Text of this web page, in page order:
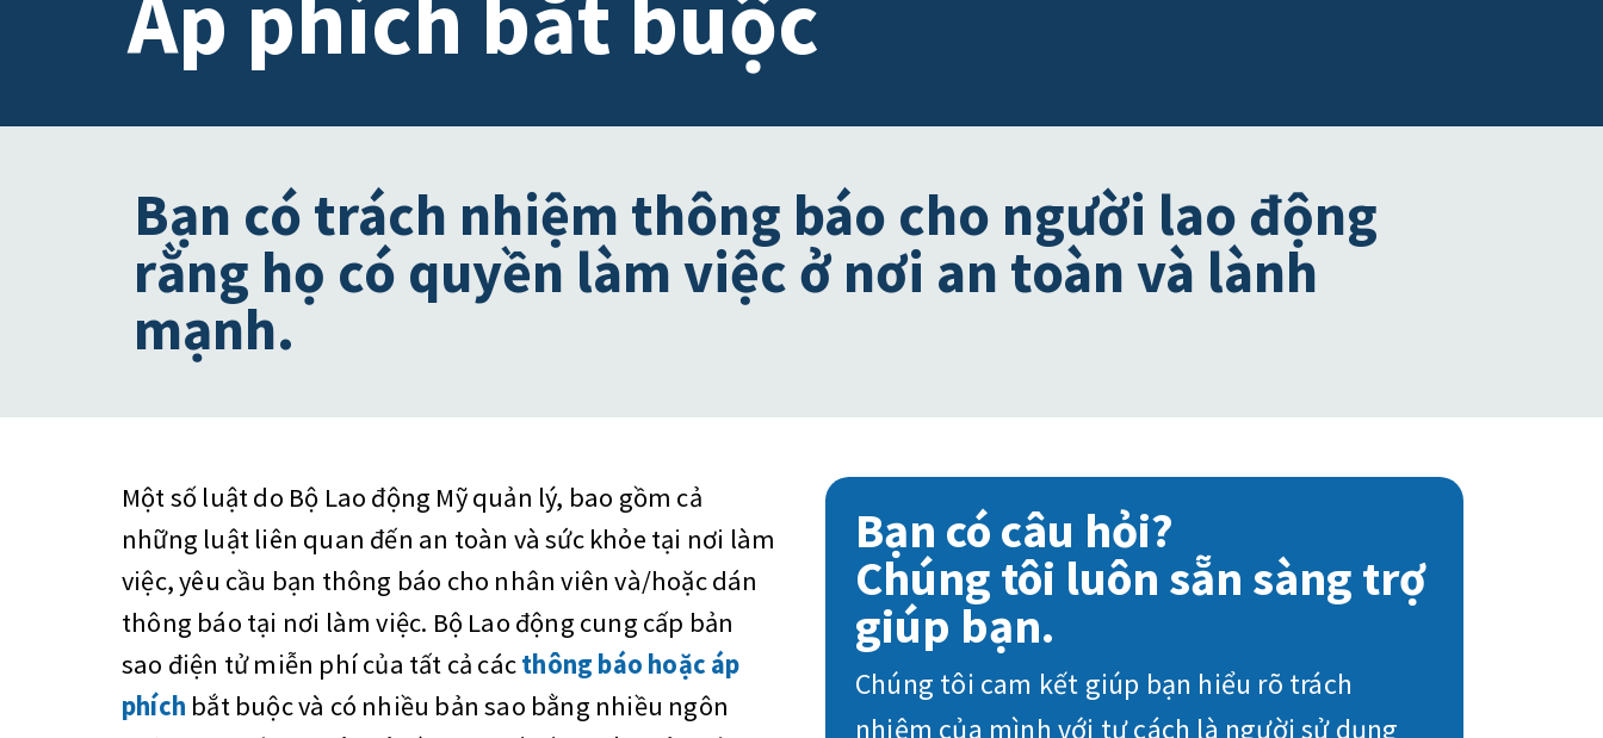
Áp phích bắt buộc
Bạn có trách nhiệm thông báo cho người lao động
rằng họ có quyền làm việc ở nơi an toàn và lành
mạnh.
Một số luật do Bộ Lao động Mỹ quản lý, bao gồm cả
những luật liên quan đến an toàn và sức khỏe tại nơi làm
việc, yêu cầu bạn thông báo cho nhân viên và/hoặc dán
thông báo tại nơi làm việc. Bộ Lao động cung cấp bản
sao điện tử miễn phí của tất cả cácthông báo hoặc áp
phích bắt buộc và có nhiều bản sao bằng nhiều ngôn
Bạn có câu hỏi?
Chúng tôi luôn sẵn sàng trợ
giúp bạn.
Chúng tôi cam kết giúp bạn hiểu rõ trách
nhiệm của mình với tư cách là người sử dụng